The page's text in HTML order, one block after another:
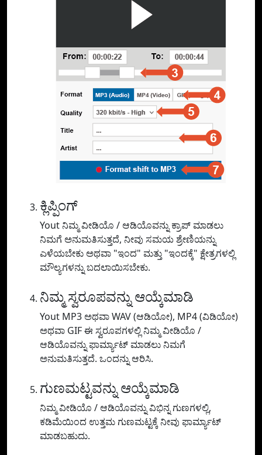
ಕ್ಲಿಪ್ಪಿಂಗ್
Yout ನಿಮ್ಮ ವೀಡಿಯೊ / ಆಡಿಯೊವನ್ನು ಕ್ರಾಪ್ ಮಾಡಲು
ನಿಮಗೆ ಅನುಮತಿಸುತ್ತದೆ, ನೀವು ಸಮಯ ಶ್ರೇಣಿಯನ್ನು
ಎಳೆಯಬೇಕು ಅಥವಾ "ಇಂದ" ಮತ್ತು "ಇಂದಕ್ಕೆ" ಕ್ಷೇತ್ರಗಳಲ್ಲಿ
ಮೌಲ್ಯಗಳನ್ನು ಬದಲಾಯಿಸಬೇಕು.
ನಿಮ್ಮ ಸ್ವರೂಪವನ್ನು ಆಯ್ಕೆಮಾಡಿ
Yout MP3 ಅಥವಾ WAV (ಆಡಿಯೋ), MP4 (ವಿಡಿಯೋ)
ಅಥವಾ GIF ಈ ಸ್ವರೂಪಗಳಲ್ಲಿ ನಿಮ್ಮ ವೀಡಿಯೊ /
ಆಡಿಯೊವನ್ನು ಫಾರ್ಮ್ಯಾಟ್ ಮಾಡಲು ನಿಮಗೆ
ಅನುಮತಿಸುತ್ತದೆ. ಒಂದನ್ನು ಆರಿಸಿ.
ಗುಣಮಟ್ಟವನ್ನು ಆಯ್ಕೆಮಾಡಿ
ನಿಮ್ಮ ವೀಡಿಯೊ / ಆಡಿಯೊವನ್ನು ವಿಭಿನ್ನ ಗುಣಗಳಲ್ಲಿ,
ಕಡಿಮೆಯಿಂದ ಉತ್ತಮ ಗುಣಮಟ್ಟಕ್ಕೆ ನೀವು ಫಾರ್ಮ್ಯಾಟ್
ಮಾಡಬಹುದು.